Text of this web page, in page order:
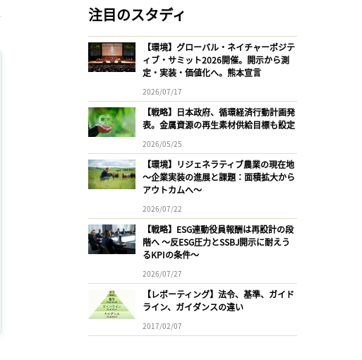
注目のスタディ
【環境】グローバル・ネイチャーポジテ
ィブ・サミット2026開催。開示から測
定・実装・価値化へ。熊本宣言
2026/07/17
【戦略】日本政府、循環経済行動計画発
表。金属資源の再生素材供給目標も設定
2026/05/25
【環境】リジェネラティブ農業の現在地
〜企業実装の進展と課題：面積拡大から
アウトカムへ〜
2026/07/22
【戦略】ESG連動役員報酬は再設計の段
階へ 〜反ESG圧力とSSBJ開示に耐えう
るKPIの条件〜
2026/07/27
【レポーティング】法令、基準、ガイド
ライン、ガイダンスの違い
2017/02/07